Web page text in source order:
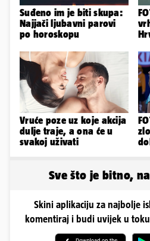
Suđeno im je biti skupa:
Najjači ljubavni parovi
po horoskopu
Vruće poze uz koje akcija
dulje traje, a ona će u
svakoj uživati
Sve što je bitno,
Skini aplikaciju za najbolje
komentiraj i budi uvijek u